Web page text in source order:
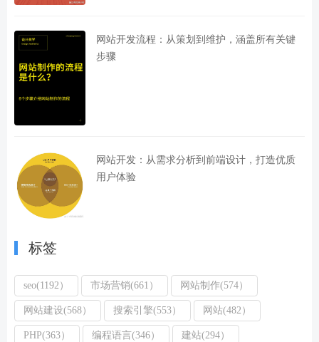
网站开发流程：从策划到维护，涵盖所有关键
步骤
网站开发：从需求分析到前端设计，打造优质
用户体验
标签
seo(1192） 市场营销(661） 网站制作(574）
网站建设(568） 搜索引擎(553） 网站(482）
PHP(363） 编程语言(346） 建站(294）